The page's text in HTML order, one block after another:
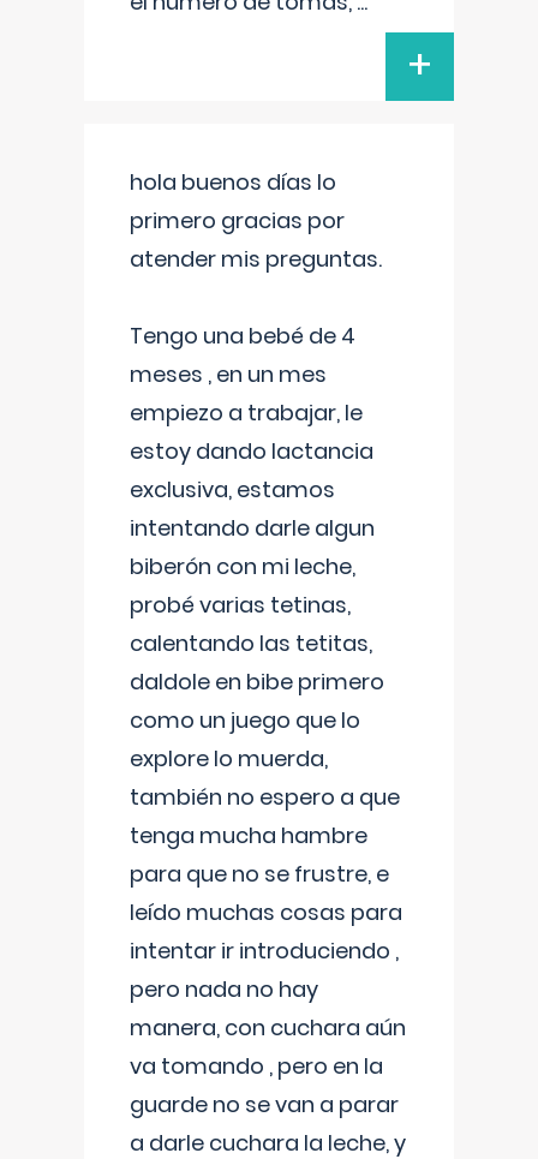
+
hola buenos días lo
primero gracias por
atender mis preguntas.
Tengo una bebé de 4
meses , en un mes
empiezo a trabajar, le
estoy dando lactancia
exclusiva, estamos
intentando darle algun
biberón con mi leche,
probé varias tetinas,
calentando las tetitas,
daldole en bibe primero
como un juego que lo
explore lo muerda,
también no espero a que
tenga mucha hambre
para que no se frustre, e
leído muchas cosas para
intentar ir introduciendo ,
pero nada no hay
manera, con cuchara aún
va tomando , pero en la
guarde no se van a parar
a darle cuchara la leche, y